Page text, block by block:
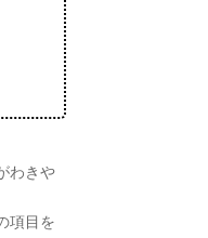
わきや
項目を